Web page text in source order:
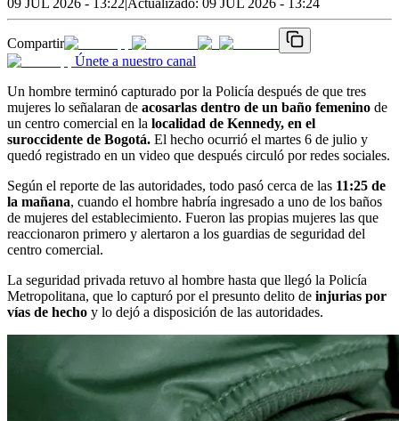
Compartir
Únete a nuestro canal
Un hombre terminó capturado por la Policía después de que tres
mujeres lo señalaran de acosarlas dentro de un baño femenino de
un centro comercial en la localidad de Kennedy, en el
suroccidente de Bogotá. El hecho ocurrió el martes 6 de julio y
quedó registrado en un video que después circuló por redes sociales.
Según el reporte de las autoridades, todo pasó cerca de las 11:25 de
la mañana, cuando el hombre habría ingresado a uno de los baños
de mujeres del establecimiento. Fueron las propias mujeres las que
reaccionaron primero y alertaron a los guardias de seguridad del
centro comercial.
La seguridad privada retuvo al hombre hasta que llegó la Policía
Metropolitana, que lo capturó por el presunto delito de injurias por
vías de hecho y lo dejó a disposición de las autoridades.